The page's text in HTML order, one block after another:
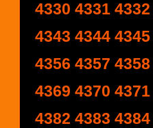
4330 4331 4332
4343 4344 4345
4356 4357 4358
4369 4370 4371
4382 4383 4384